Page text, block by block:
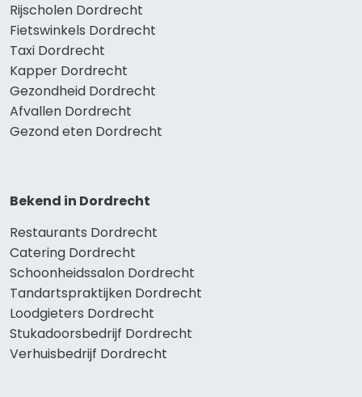
Rijscholen Dordrecht
Fietswinkels Dordrecht
Taxi Dordrecht
Kapper Dordrecht
Gezondheid Dordrecht
Afvallen Dordrecht
Gezond eten Dordrecht
Bekend in Dordrecht
Restaurants Dordrecht
Catering Dordrecht
Schoonheidssalon Dordrecht
Tandartspraktijken Dordrecht
Loodgieters Dordrecht
Stukadoorsbedrijf Dordrecht
Verhuisbedrijf Dordrecht